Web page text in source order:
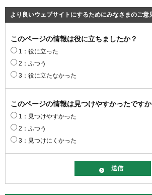
より良いウェブサイトにするためにみなさまのご意
このページの情報は役に立ちましたか？
1：役に立った
2：ふつう
3：役に立たなかった
このページの情報は見つけやすかったですか
1：見つけやすかった
2：ふつう
3：見つけにくかった